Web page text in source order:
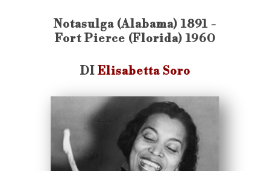
Notasulga (Alabama) 1891 -
Fort Pierce (Florida) 1960
DI Elisabetta Soro